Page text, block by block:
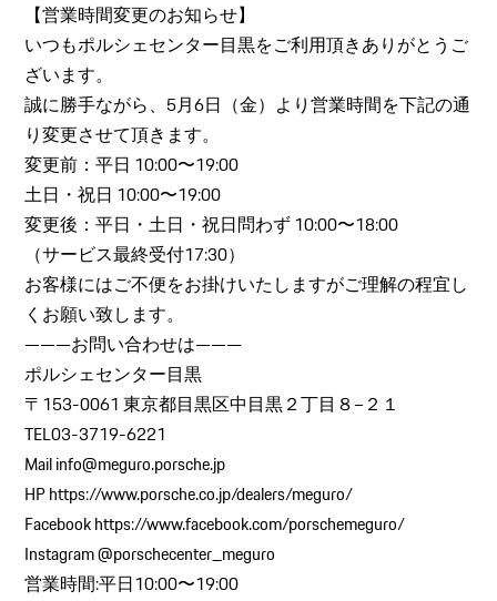
【営業時間変更のお知らせ】
いつもポルシェセンター目黒をご利用頂きありがとうご
ざいます。
誠に勝手ながら、5月6日（金）より営業時間を下記の通
り変更させて頂きます。
変更前：平日 10:00〜19:00
土日・祝日 10:00〜19:00
変更後：平日・土日・祝日問わず 10:00〜18:00
（サービス最終受付17:30）
お客様にはご不便をお掛けいたしますがご理解の程宜し
くお願い致します。
———お問い合わせは———
ポルシェセンター目黒
〒153-0061 東京都目黒区中目黒２丁目８−２１
TEL03-3719-6221
Mail info@meguro.porsche.jp
HP https://www.porsche.co.jp/dealers/meguro/
Facebook https://www.facebook.com/porschemeguro/
Instagram @porschecenter_meguro
営業時間:平日10:00〜19:00